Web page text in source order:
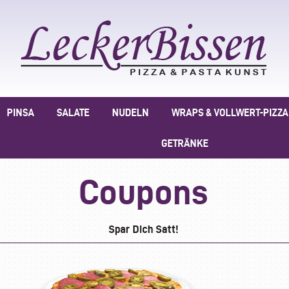
PINSA SALATE NUDELN WRAPS & VOLLWERT-PIZZA
GETRÄNKE
Coupons
Spar Dich Satt!